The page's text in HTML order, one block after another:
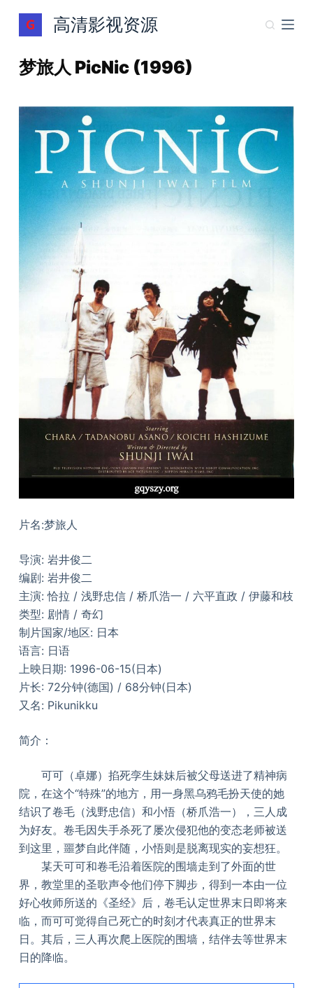
跳
过
容
高清影视资源
梦旅人 PicNic (1996)
片名:梦旅人
导演: 岩井俊二
编剧: 岩井俊二
主演: 恰拉 / 浅野忠信 / 桥爪浩一 / 六平直政 / 伊藤和枝
类型: 剧情 / 奇幻
制片国家/地区: 日本
语言: 日语
上映日期: 1996-06-15(日本)
片长: 72分钟(德国) / 68分钟(日本)
又名: Pikunikku
简介：
可可（卓娜）掐死孪生妹妹后被父母送进了精神病
院，在这个“特殊”的地方，用一身黑乌鸦毛扮天使的她
结识了卷毛（浅野忠信）和小悟（桥爪浩一），三人成
为好友。卷毛因失手杀死了屡次侵犯他的变态老师被送
到这里，噩梦自此伴随，小悟则是脱离现实的妄想狂。
某天可可和卷毛沿着医院的围墙走到了外面的世
界，教堂里的圣歌声令他们停下脚步，得到一本由一位
好心牧师所送的《圣经》后，卷毛认定世界末日即将来
临，而可可觉得自己死亡的时刻才代表真正的世界末
日。其后，三人再次爬上医院的围墙，结伴去等世界末
日的降临。